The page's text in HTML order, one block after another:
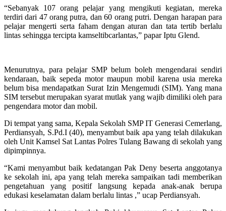
“Sebanyak 107 orang pelajar yang mengikuti kegiatan, mereka
terdiri dari 47 orang putra, dan 60 orang putri. Dengan harapan para
pelajar mengerti serta faham dengan aturan dan tata tertib berlalu
lintas sehingga tercipta kamseltibcarlantas,” papar Iptu Glend.
Menurutnya, para pelajar SMP belum boleh mengendarai sendiri
kendaraan, baik sepeda motor maupun mobil karena usia mereka
belum bisa mendapatkan Surat Izin Mengemudi (SIM). Yang mana
SIM tersebut merupakan syarat mutlak yang wajib dimiliki oleh para
pengendara motor dan mobil.
Di tempat yang sama, Kepala Sekolah SMP IT Generasi Cemerlang,
Perdiansyah, S.Pd.I (40), menyambut baik apa yang telah dilakukan
oleh Unit Kamsel Sat Lantas Polres Tulang Bawang di sekolah yang
dipimpinnya.
“Kami menyambut baik kedatangan Pak Deny beserta anggotanya
ke sekolah ini, apa yang telah mereka sampaikan tadi memberikan
pengetahuan yang positif langsung kepada anak-anak berupa
edukasi keselamatan dalam berlalu lintas ,” ucap Perdiansyah.